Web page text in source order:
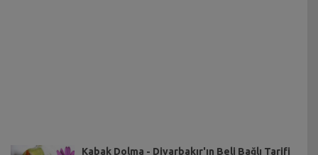
Kabak Dolma - Diyarbakır'ın Beli Bağlı Tarifi